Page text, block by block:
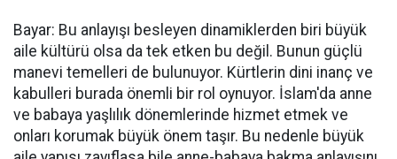
Bayar: Bu anlayışı besleyen dinamiklerden biri büyük
aile kültürü olsa da tek etken bu değil. Bunun güçlü
manevi temelleri de bulunuyor. Kürtlerin dini inanç ve
kabulleri burada önemli bir rol oynuyor. İslam'da anne
ve babaya yaşlılık dönemlerinde hizmet etmek ve
onları korumak büyük önem taşır. Bu nedenle büyük